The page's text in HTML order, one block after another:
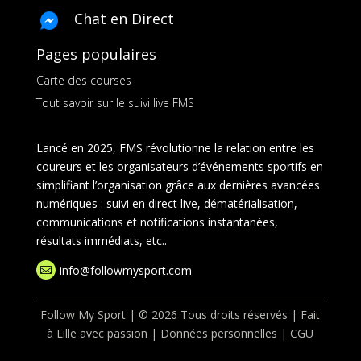
Chat en Direct
Pages populaires
Carte des courses
Tout savoir sur le suivi live FMS
Lancé en 2025, FMS révolutionne la relation entre les
coureurs et les organisateurs d’événements sportifs en
simplifiant l’organisation grâce aux dernières avancées
numériques : suivi en direct live, dématérialisation,
communications et notifications instantanées,
résultats immédiats, etc..
 info@followmysport.com
Follow My Sport | © 2026 Tous droits réservés | Fait
à Lille avec passion | Données personnelles |CGU